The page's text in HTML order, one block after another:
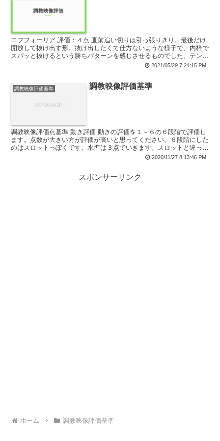
エフフォーリア 評価：４点 直前追い切りは引っ張りきり。最後だけ
開放して抜け出す形。抜け出したくて仕方ないような様子で、内枠で
スパッと抜けるという勝ちパターンを感じさせるものでした。テンシ
ョンが上がって抑えが効かない可能性もあるため、諸刃の...
2021/05/29 7:24:15 PM
調教映像評価基準 調教映像評価基準
調教映像評価点基準 動き評価 動きの評価を１～６の６段階で評価し
ます。点数が大きい方が評価が高いと思ってください。６段階にした
のはスロットっぽくです。水準は３点でいきます。スロットと違って
ベタピンではありません。 上昇印 追い切りの内...2020/11/27 8:13:46 PM
スポンサーリンク
ホーム 調教映像評価基準